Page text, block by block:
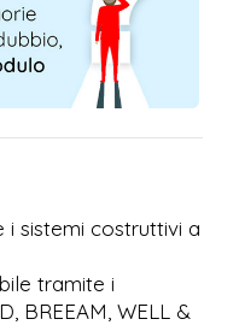
sistemi costruttivi a
tramite i
BREEAM, WELL &